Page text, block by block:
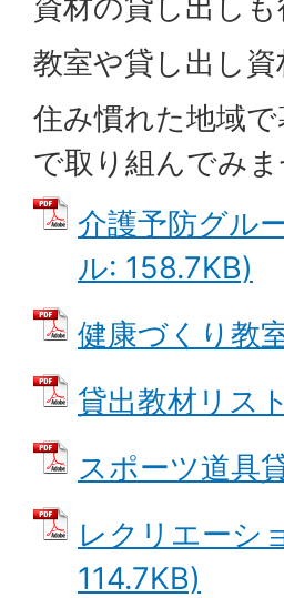
教室や貸し出し
住み慣れた地域
で取り組んでみま
介護予防グル
ル: 158.7KB)
健康づくり教
貸出教材リス
スポーツ道具
レクリエーシ
114.7KB)